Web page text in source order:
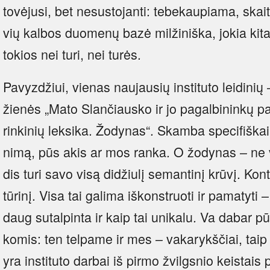
to­vė­ju­si, bet ne­sus­to­jan­ti: te­be­kau­pia­ma,
vių kal­bos duo­me­nų ba­zė mil­ži­niš­ka, jo­kia
to­kios nei tu­ri, nei tu­rės.
Pa­vyz­džiui, vie­nas nau­jau­sių ins­ti­tu­to
žie­nės „Ma­to Slan­čiaus­ko ir jo pa­gal­bi­nin­kų
rin­ki­nių lek­si­ka. Žo­dy­nas“. Skam­ba
ni­mą, pūs akis ar mos ran­ka. O žo­dy­nas –
dis tu­ri sa­vo vi­są di­džiu­lį se­man­ti­nį krū­vį.
tū­ri­nį. Vi­sa tai ga­li­ma iš­kons­truo­ti ir pa­ma­ty­ti
daug su­tal­pin­ta ir kaip tai uni­ka­lu. Va da­bar
ko­mis: ten tel­pa­me ir mes – va­ka­rykš­čiai,
yra ins­ti­tu­to dar­bai iš pir­mo žvilgs­nio keis­tais